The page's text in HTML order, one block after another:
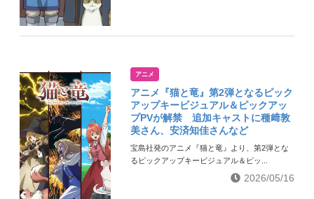
アニメ
アニメ『猫と竜』第2弾となるピック
アップキービジュアル＆ピックアッ
プPVが解禁 追加キャストに種﨑敦
美さん、安済知佳さんなど
宝島社発のアニメ『猫と竜』より、第2弾とな
るピックアップキービジュアル＆ピッ...
2026/05/16